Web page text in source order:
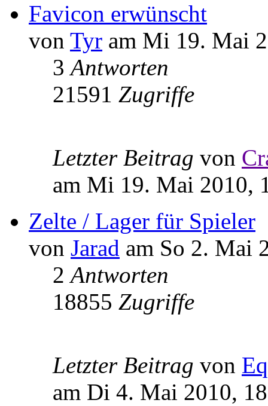
Favicon erwünscht
von Tyr am Mi 19. Mai
3Antworten
21591 Zugriffe
Letzter Beitrag von
am Mi 19. Mai 2010,
Zelte / Lager für Spieler
von Jarad am So 2. Mai
2Antworten
18855 Zugriffe
Letzter Beitrag von
am Di 4. Mai 2010,